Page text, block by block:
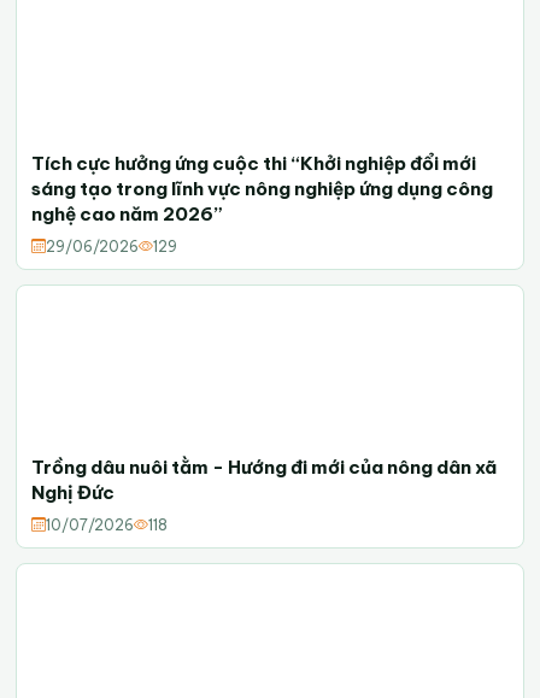
Tích cực hưởng ứng cuộc thi “Khởi nghiệp đổi mới
sáng tạo trong lĩnh vực nông nghiệp ứng dụng công
nghệ cao năm 2026”
29/06/2026 129
Trồng dâu nuôi tằm - Hướng đi mới của nông dân xã
Nghị Đức
10/07/2026 118